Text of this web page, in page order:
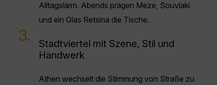
Alltagslärm. Abends prägen Meze, Souvlaki
und ein Glas Retsina die Tische.
3.
Stadtviertel mit Szene, Stil und
Handwerk
Athen wechselt die Stimmung von Straße zu